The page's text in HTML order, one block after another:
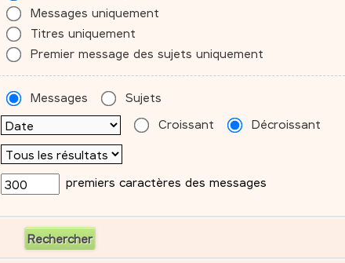
Messages uniquement
Titres uniquement
Premier message des sujets uniquement
Messages
Sujets
Croissant
Décroissant
premiers caractères des messages